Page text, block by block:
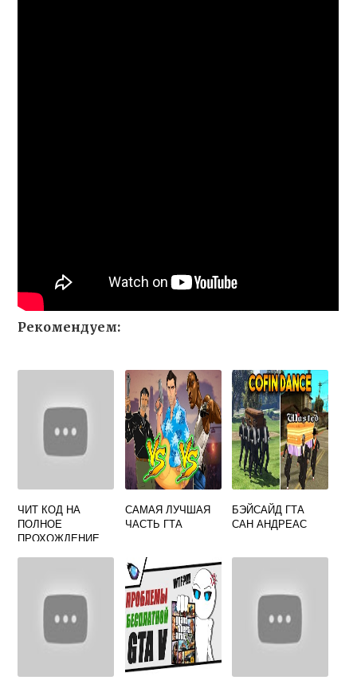
Рекомендуем:
ЧИТ КОД НА
ПОЛНОЕ
ПРОХОЖДЕНИЕ
САМАЯ ЛУЧШАЯ
ЧАСТЬ ГТА
БЭЙСАЙД ГТА
САН АНДРЕАС